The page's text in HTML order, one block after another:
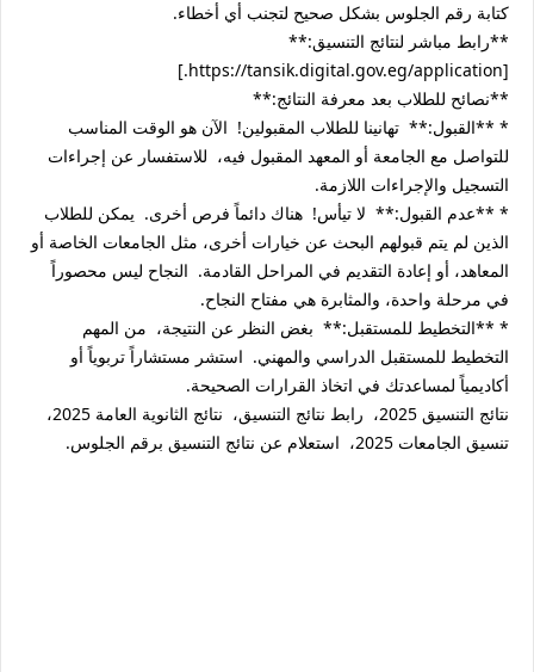
كتابة رقم الجلوس بشكل صحيح لتجنب أي أخطاء.
**رابط مباشر لنتائج التنسيق:**
[https://tansik.digital.gov.eg/application.]
**نصائح للطلاب بعد معرفة النتائج:**
* **القبول:** تهانينا للطلاب المقبولين! الآن هو الوقت المناسب
للتواصل مع الجامعة أو المعهد المقبول فيه، للاستفسار عن إجراءات
التسجيل والإجراءات اللازمة.
* **عدم القبول:** لا تيأس! هناك دائماً فرص أخرى. يمكن للطلاب
الذين لم يتم قبولهم البحث عن خيارات أخرى، مثل الجامعات الخاصة أو
المعاهد، أو إعادة التقديم في المراحل القادمة. النجاح ليس محصوراً
في مرحلة واحدة، والمثابرة هي مفتاح النجاح.
* **التخطيط للمستقبل:** بغض النظر عن النتيجة، من المهم
التخطيط للمستقبل الدراسي والمهني. استشر مستشاراً تربوياً أو
أكاديمياً لمساعدتك في اتخاذ القرارات الصحيحة.
نتائج التنسيق 2025، رابط نتائج التنسيق، نتائج الثانوية العامة 2025،
تنسيق الجامعات 2025، استعلام عن نتائج التنسيق برقم الجلوس.